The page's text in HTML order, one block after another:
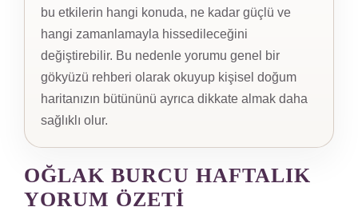
bu etkilerin hangi konuda, ne kadar güçlü ve
hangi zamanlamayla hissedileceğini
değiştirebilir. Bu nedenle yorumu genel bir
gökyüzü rehberi olarak okuyup kişisel doğum
haritanızın bütününü ayrıca dikkate almak daha
sağlıklı olur.
OĞLAK BURCU HAFTALIK
YORUM ÖZETI